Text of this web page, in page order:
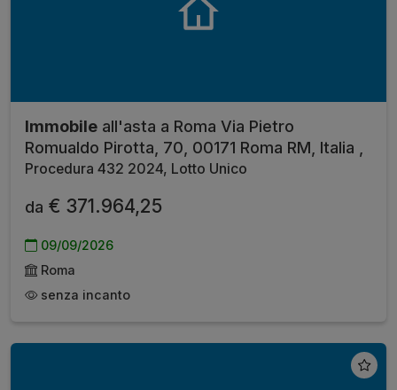
Immobile all'asta a Roma Via Pietro
Romualdo Pirotta, 70, 00171 Roma RM, Italia ,
Procedura 432 2024, Lotto Unico
da € 371.964,25
09/09/2026
Roma
senza incanto